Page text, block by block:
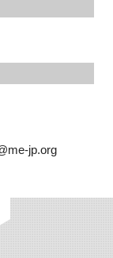
jp.org